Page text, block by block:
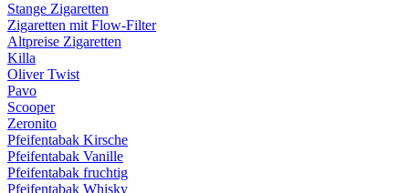
Stange Zigaretten
Zigaretten mit Flow-Filter
Altpreise Zigaretten
Killa
Oliver Twist
Pavo
Scooper
Zeronito
Pfeifentabak Kirsche
Pfeifentabak Vanille
Pfeifentabak fruchtig
Pfeifentabak Whisky